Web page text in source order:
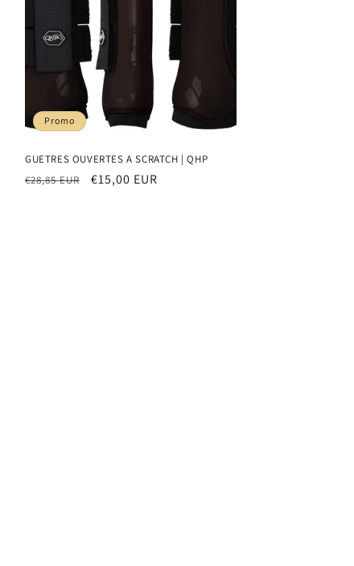
Promo
GUETRES OUVERTES A SCRATCH | QHP
Prix
€28,85 EUR
Prix
€15,00 EUR